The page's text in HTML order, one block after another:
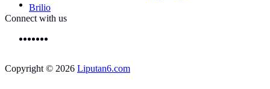
Brilio
Connect with us
Copyright © 2026 Liputan6.com